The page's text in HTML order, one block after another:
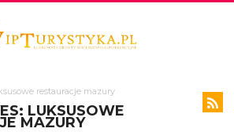
restauracje mazury
LUKSUSOWE
MAZURY